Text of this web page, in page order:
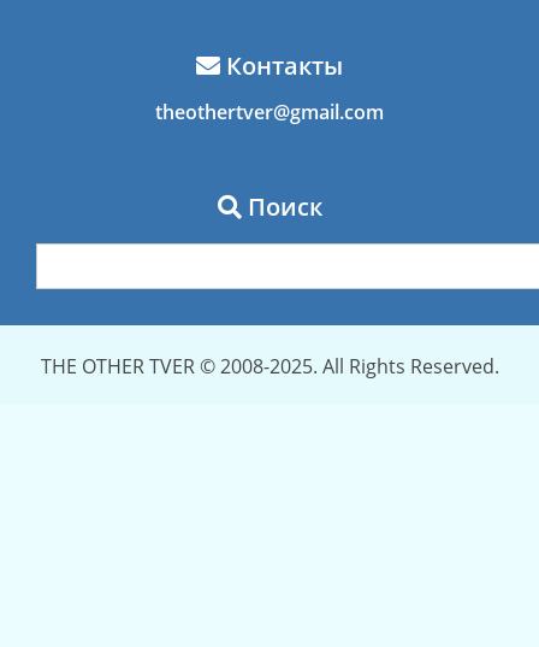
Контакты
theothertver@gmail.com
Поиск
THE OTHER TVER © 2008-2025. All Rights Reserved.